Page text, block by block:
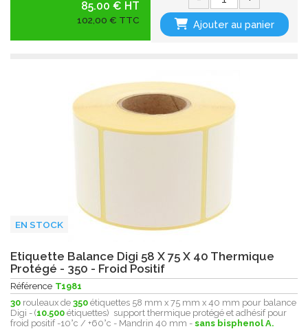
85.00 € HT
102,00 € TTC Ajouter au panier
EN STOCK
Etiquette Balance Digi 58 X 75 X 40 Thermique
Protégé - 350 - Froid Positif
Référence T1981
30 rouleaux de 350 étiquettes 58 mm x 75 mm x 40 mm pour balance
Digi - (10.500 étiquettes) support thermique protégé et adhésif pour
froid positif -10°c / +60°c - Mandrin 40 mm - sans bisphenol A.